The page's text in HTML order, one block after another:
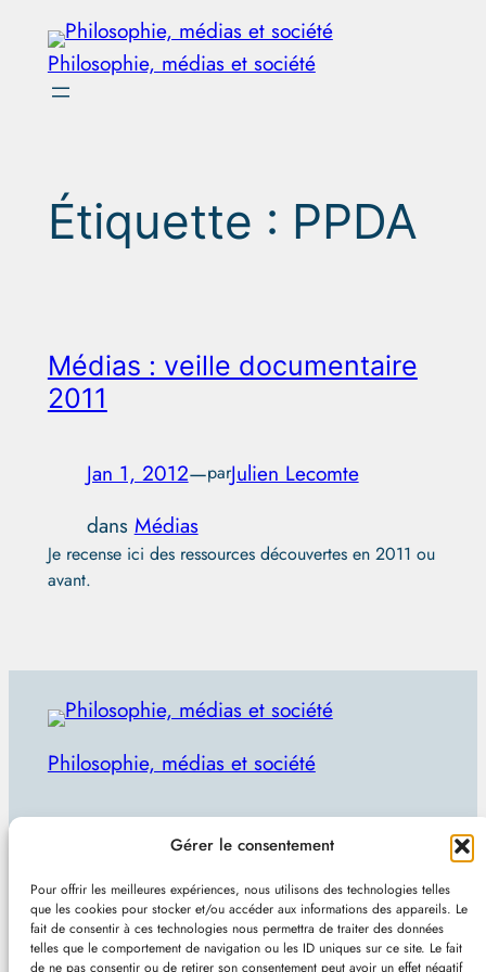
Gérer le consentement
Pour offrir les meilleures expériences, nous utilisons des technologies telles
que les cookies pour stocker et/ou accéder aux informations des appareils. Le
fait de consentir à ces technologies nous permettra de traiter des données
telles que le comportement de navigation ou les ID uniques sur ce site. Le fait
de ne pas consentir ou de retirer son consentement peut avoir un effet négatif
Aller
contenu
Philosophie, médias et société
Étiquette : PPDA
Médias : veille documentaire
2011
Jan 1, 2012—parJulien Lecomte
dans Médias
Je recense ici des ressources découvertes en 2011 ou
avant.
Philosophie, médias et société
e
c
Plan du site–Mentions et confidentialité–Sans
pub et indépendant